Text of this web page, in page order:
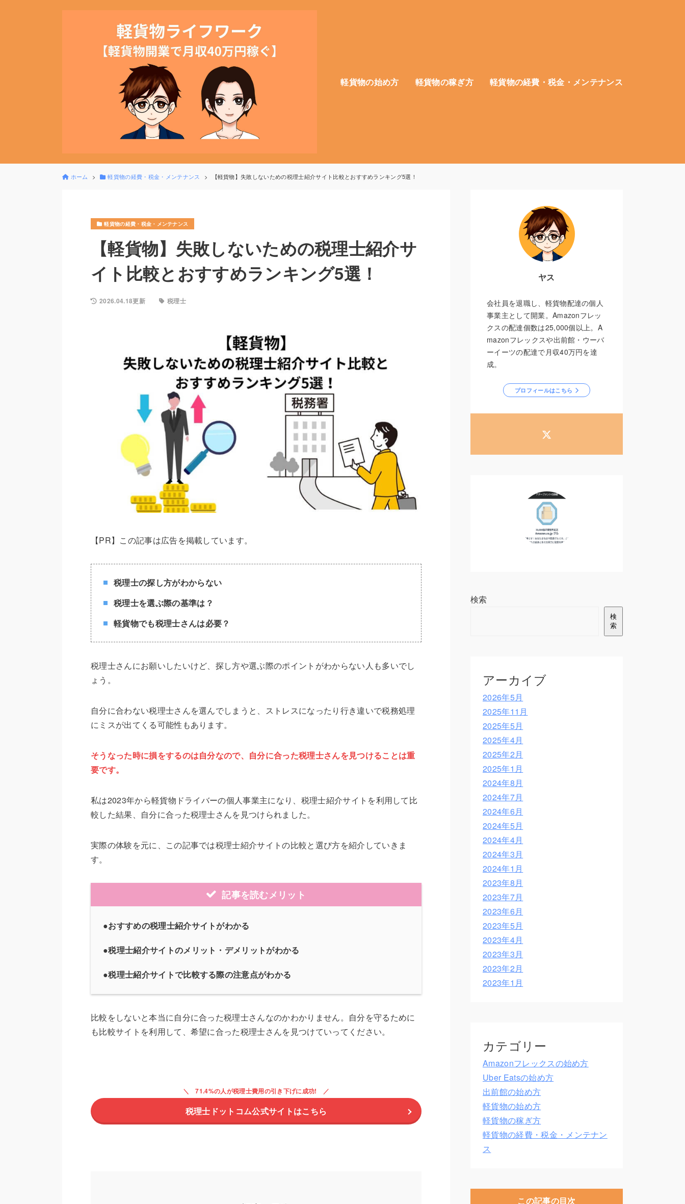
軽貨物の始め方 軽貨物の稼ぎ方 軽貨物の経費・税金・メンテナンス
ホーム 軽貨物の経費・税金・メンテナンス 【軽貨物】失敗しないための税理士紹介サイト比較とおすすめランキング5選！
軽貨物の経費・税金・メンテナンス
【軽貨物】失敗しないための税理士紹介サ
イト比較とおすすめランキング5選！
2026.04.18更新 税理士
【PR】この記事は広告を掲載しています。
税理士の探し方がわからない
税理士を選ぶ際の基準は？
軽貨物でも税理士さんは必要？
税理士さんにお願いしたいけど、探し方や選ぶ際のポイントがわからない人も多いでし
ょう。
自分に合わない税理士さんを選んでしまうと、ストレスになったり行き違いで税務処理
にミスが出てくる可能性もあります。
そうなった時に損をするのは自分なので、自分に合った税理士さんを見つけることは重
要です。
私は2023年から軽貨物ドライバーの個人事業主になり、税理士紹介サイトを利用して比
較した結果、自分に合った税理士さんを見つけられました。
実際の体験を元に、この記事では税理士紹介サイトの比較と選び方を紹介していきま
す。
記事を読むメリット
●おすすめの税理士紹介サイトがわかる
●税理士紹介サイトのメリット・デメリットがわかる
●税理士紹介サイトで比較する際の注意点がわかる
比較をしないと本当に自分に合った税理士さんなのかわかりません。自分を守るために
も比較サイトを利用して、希望に合った税理士さんを見つけていってください。
71.4%の人が税理士費用の引き下げに成功!
税理士ドットコム公式サイトはこちら
ヤス
会社員を退職し、軽貨物配達の個人
事業主として開業。Amazonフレッ
クスの配達個数は25,000個以上。A
mazonフレックスや出前館・ウーバ
ーイーツの配達で月収40万円を達
成。
プロフィールはこちら
検索
検
索
アーカイブ
2026年5月
2025年11月
2025年5月
2025年4月
2025年2月
2025年1月
2024年8月
2024年7月
2024年6月
2024年5月
2024年4月
2024年3月
2024年1月
2023年8月
2023年7月
2023年6月
2023年5月
2023年4月
2023年3月
2023年2月
2023年1月
カテゴリー
Amazonフレックスの始め方
Uber Eatsの始め方
出前館の始め方
軽貨物の始め方
軽貨物の稼ぎ方
軽貨物の経費・税金・メンテナン
ス
この記事の目次